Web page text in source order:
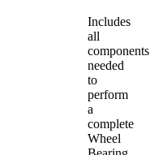
Includes
all
components
needed
to
perform
a
complete
Wheel